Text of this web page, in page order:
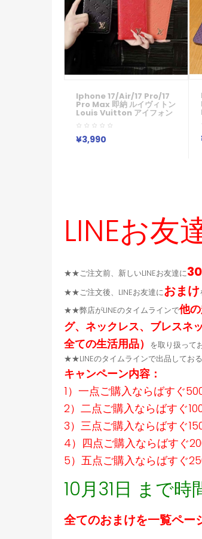
Iphone 17/air/17 Pro/17
Pro Max 即納 ルイヴィトン
Louis Vuitton アイフォン
17 16 15 Pro Max Airケー
ス Iphone15 Plus Air 17
16 Pro Max 15 14 13 12 17
Pro Max Xs Maxケース ブ
¥3,990
LINEお友
★★ご注文前、新しいLINEお友達に
★★ご注文後、LINEお友達におまけ
★★弊店がLINEのタイムラインで他
グ、ネックレス、ブレスネ
全ての生活用品）
を取り扱って
★★LINEのタイムラインで出品してお
キャンペーン内容：
1）一点ご購入ならばすぐ
2）二点ご購入ならばすぐ
3）三点ご購入ならばすぐ
4）四点ご購入ならばすぐ
5）五点ご購入ならばすぐ
10月31日 まで時
全てのおまけを一覧ペー